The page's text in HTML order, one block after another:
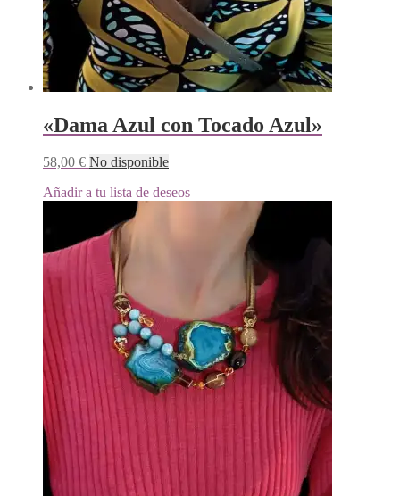
«Dama Azul con Tocado Azul»
58,00 € No disponible
Añadir a tu lista de deseos